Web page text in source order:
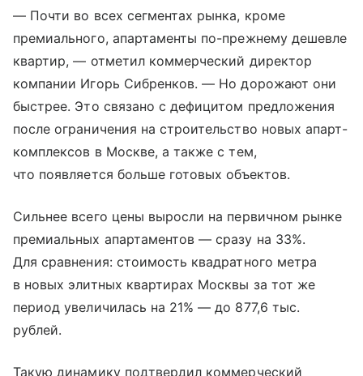
— Почти во всех сегментах рынка, кроме
премиального, апартаменты по-прежнему дешевле
квартир, — отметил коммерческий директор
компании Игорь Сибренков. — Но дорожают они
быстрее. Это связано с дефицитом предложения
после ограничения на строительство новых апарт-
комплексов в Москве, а также с тем,
что появляется больше готовых объектов.
Сильнее всего цены выросли на первичном рынке
премиальных апартаментов — сразу на 33%.
Для сравнения: стоимость квадратного метра
в новых элитных квартирах Москвы за тот же
период увеличилась на 21% — до 877,6 тыс.
рублей.
Такую динамику подтвердил коммерческий